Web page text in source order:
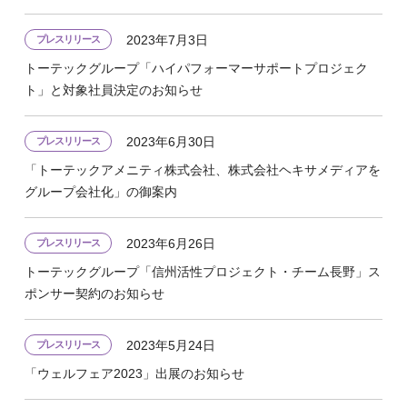
プレスリリース
2023年7月3日
トーテックグループ「ハイパフォーマーサポートプロジェク
ト」と対象社員決定のお知らせ
プレスリリース
2023年6月30日
「トーテックアメニティ株式会社、株式会社ヘキサメディアを
グループ会社化」の御案内
プレスリリース
2023年6月26日
トーテックグループ「信州活性プロジェクト・チーム長野」ス
ポンサー契約のお知らせ
プレスリリース
2023年5月24日
「ウェルフェア2023」出展のお知らせ